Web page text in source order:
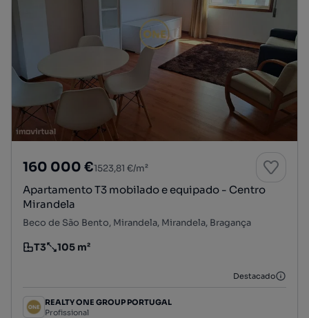
160 000 €1523,81 €/m²
Apartamento T3 mobilado e equipado - Centro
Mirandela
Beco de São Bento, Mirandela, Mirandela, Bragança
Tipologia
T3
Preço por metro quadrado
105 m²
Destacado
REALTY ONE GROUP PORTUGAL
Profissional